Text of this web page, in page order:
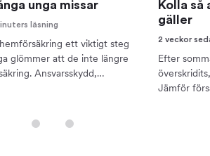
unga missar
läsning
ett viktigt steg
glömmer att de inte längre
Ansvarsskydd,
Kolla
gäller
2 veckor
Efter
Jämför